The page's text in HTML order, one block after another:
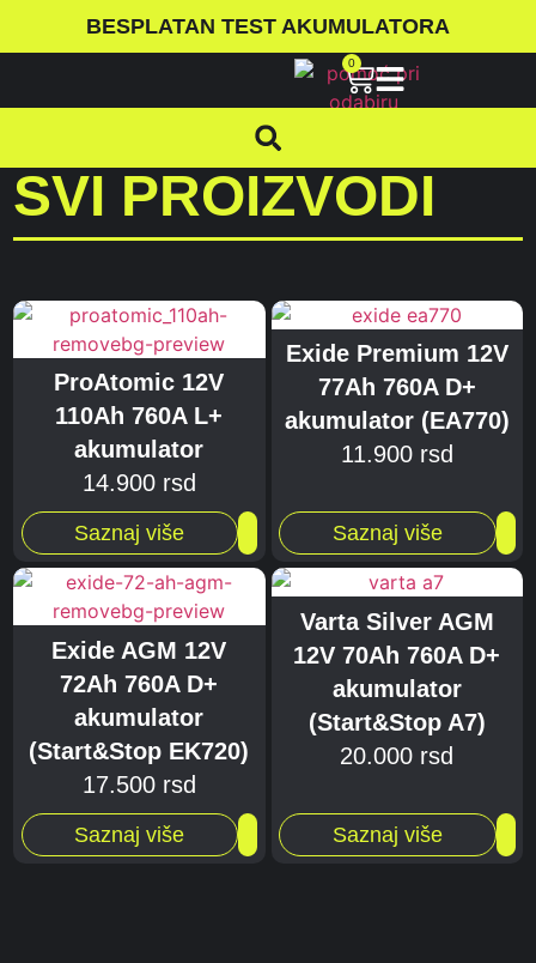
BESPLATAN TEST AKUMULATORA
0
SVI PROIZVODI
ProAtomic 12V
110Ah 760A L+
akumulator
14.900 rsd
Saznaj više
Exide Premium 12V
77Ah 760A D+
akumulator (EA770)
11.900 rsd
Saznaj više
Exide AGM 12V
72Ah 760A D+
akumulator
(Start&Stop EK720)
17.500 rsd
Saznaj više
Varta Silver AGM
12V 70Ah 760A D+
akumulator
(Start&Stop A7)
20.000 rsd
Saznaj više